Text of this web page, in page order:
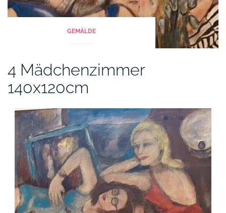
GEMÄLDE
4 Mädchenzimmer
140x120cm